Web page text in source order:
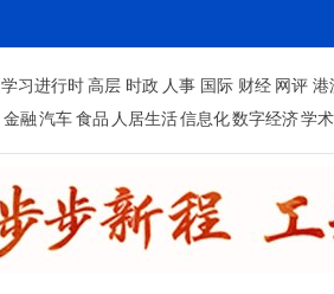
学习进行时 高层 时政 人事 国际 财经 网评 港
金融 汽车 食品 人居生活信息化数字经济学